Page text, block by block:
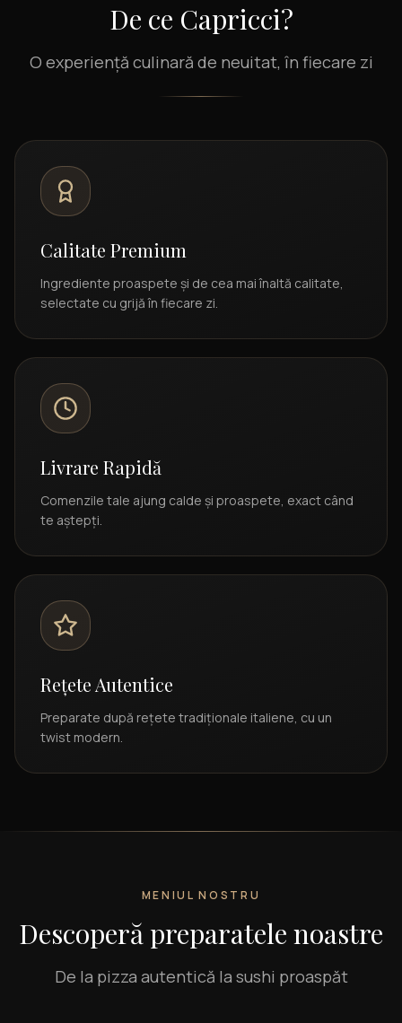
De ce Capricci?
O experiență culinară de neuitat, în fiecare zi
Calitate Premium
Ingrediente proaspete și de cea mai înaltă calitate,
selectate cu grijă în fiecare zi.
Livrare Rapidă
Comenzile tale ajung calde și proaspete, exact când
te aștepți.
Rețete Autentice
Preparate după rețete tradiționale italiene, cu un
twist modern.
MENIUL NOSTRU
Descoperă preparatele noastre
De la pizza autentică la sushi proaspăt